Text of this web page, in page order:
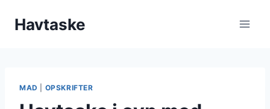
Havtaske
MAD OPSKRIFTER